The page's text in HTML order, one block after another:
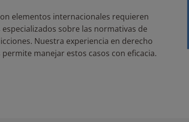
elementos internacionales requieren
sobre las normativas de
Nuestra experiencia en derecho
manejar estos casos con eficacia.